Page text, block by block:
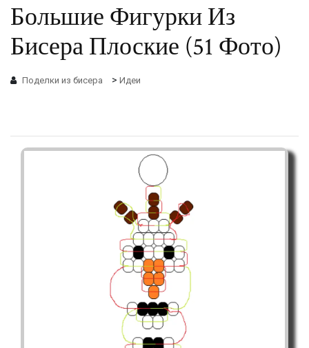
Большие Фигурки Из
Бисера Плоские (51 Фото)
Поделки из бисера > Идеи